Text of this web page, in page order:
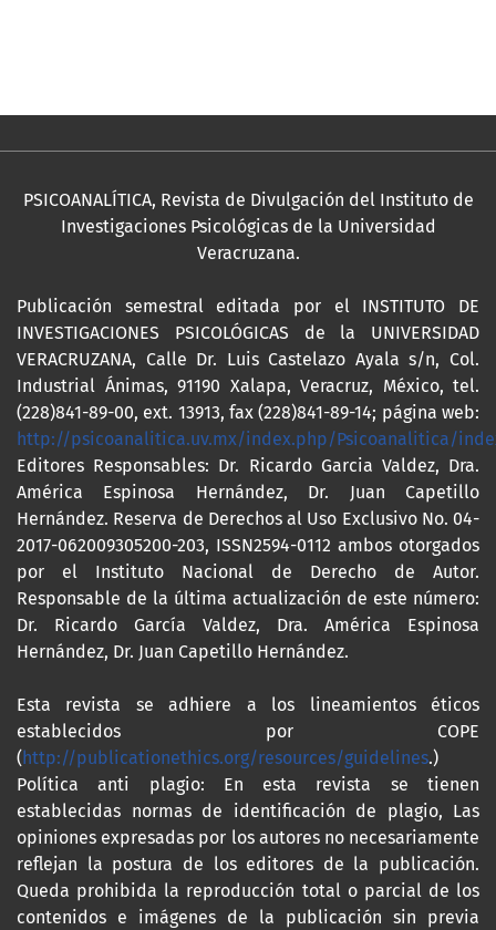
PSICOANALÍTICA, Revista de Divulgación del Instituto de
Investigaciones Psicológicas de la Universidad
Veracruzana.
Publicación semestral editada por el INSTITUTO DE
INVESTIGACIONES PSICOLÓGICAS de la UNIVERSIDAD
VERACRUZANA, Calle Dr. Luis Castelazo Ayala s/n, Col.
Industrial Ánimas, 91190 Xalapa, Veracruz, México, tel.
(228)841-89-00, ext. 13913, fax (228)841-89-14; página web:
http://psicoanalitica.uv.mx/index.php/Psicoanalitica/
Editores Responsables: Dr. Ricardo Garcia Valdez, Dra.
América Espinosa Hernández, Dr. Juan Capetillo
Hernández. Reserva de Derechos al Uso Exclusivo No. 04-
2017-062009305200-203, ISSN2594-0112 ambos otorgados
por el Instituto Nacional de Derecho de Autor.
Responsable de la última actualización de este número:
Dr. Ricardo García Valdez, Dra. América Espinosa
Hernández, Dr. Juan Capetillo Hernández.
Esta revista se adhiere a los lineamientos éticos
establecidos por COPE
( http://publicationethics.org/resources/guidelines.)
Política anti plagio: En esta revista se tienen
establecidas normas de identificación de plagio, Las
opiniones expresadas por los autores no necesariamente
reflejan la postura de los editores de la publicación.
Queda prohibida la reproducción total o parcial de los
contenidos e imágenes de la publicación sin previa